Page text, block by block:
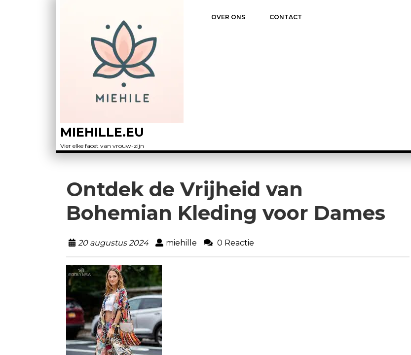
MIEHILLE.EU
Vier elke facet van vrouw-zijn
OVER ONS CONTACT
Ontdek de Vrijheid van
Bohemian Kleding voor Dames
20 augustus 2024 miehille 0 Reactie